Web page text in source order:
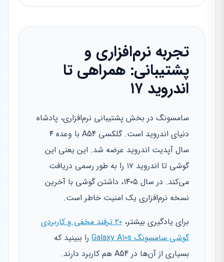
تجربه نرم‌افزاری و
پشتیبانی: همراهی تا
اندروید ۱۷
سامسونگ در بخش پشتیبانی نرم‌افزاری، پادشاه
دنیای اندروید است. گلکسی A54 با وعده ۴
سال آپدیت اندروید عرضه شد. این یعنی این
گوشی تا اندروید ۱۷ را به طور رسمی دریافت
می‌کند. در سال ۱۴۰۵، داشتن گوشی با آخرین
نسخه نرم‌افزاری یک امنیت خاطر است.
برای یادگیری بیشتر،
۲۰ ترفند مخفی و کاربردی
گوشی سامسونگ Galaxy A10s
را ببینید که
بسیاری از آن‌ها در A54 هم کاربرد دارند.